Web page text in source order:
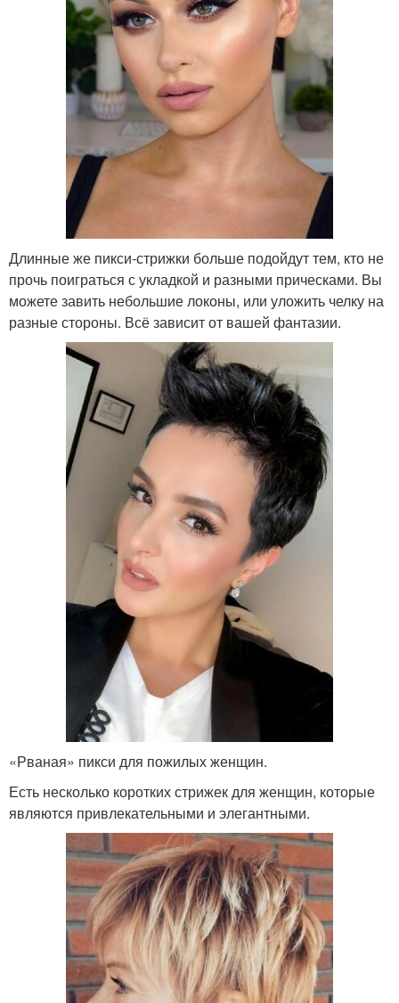
Длинные же пикси-стрижки больше подойдут тем, кто не
прочь поиграться с укладкой и разными прическами. Вы
можете завить небольшие локоны, или уложить челку на
разные стороны. Всё зависит от вашей фантазии.
«Рваная» пикси для пожилых женщин.
Есть несколько коротких стрижек для женщин, которые
являются привлекательными и элегантными.